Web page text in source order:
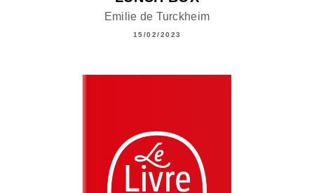
Emilie de Turckheim
15/02/2023